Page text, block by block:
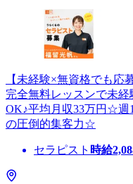
【未経験×無資格でも応
完全無料レッスンで未
OK♪平均月収33万円☆週
の圧倒的集客力☆
セラピスト 時給